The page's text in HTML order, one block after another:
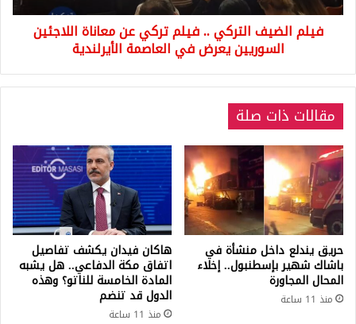
اللاجئين
السوريين
العاصمة
فيلم الضيف التركي .. فيلم تركي عن معاناة اللاجئين
السوريين يعرض في العاصمة الأيرلندية
مقالات ذات صلة
حريق يندلع داخل منشأة في
باشاك شهير بإسطنبول.. إخلاء
المحال المجاورة
منذ 11 ساعة
هاكان فيدان يكشف تفاصيل
اتفاق مكة الدفاعي.. هل يشبه
المادة الخامسة للناتو؟ وهذه
الدول قد تنضم
منذ 11 ساعة